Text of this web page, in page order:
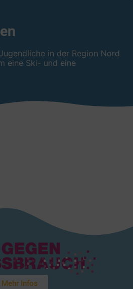
in der Region Nord
eine Ski- und eine
Mehr Infos